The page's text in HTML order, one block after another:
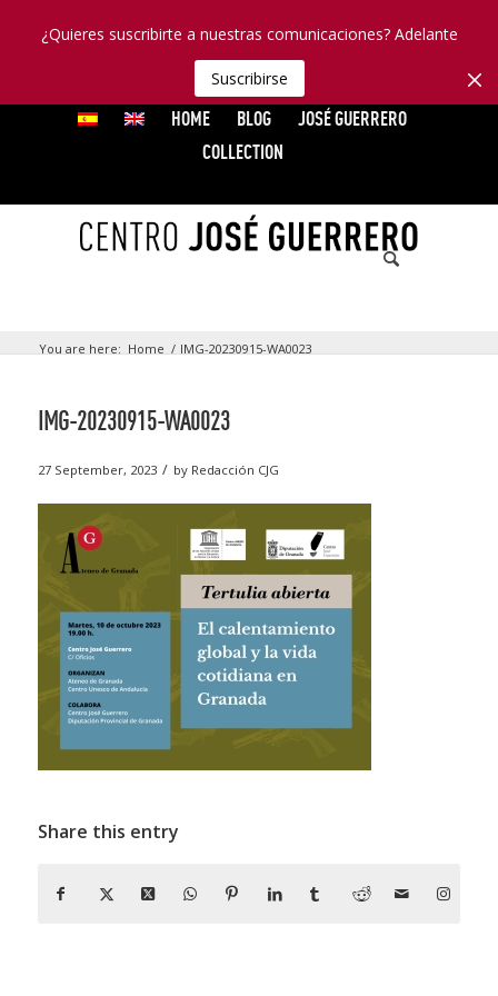
¿Quieres suscribirte a nuestras comunicaciones? Adelante
Suscribirse
HOME BLOG
JOSÉ GUERRERO
COLLECTION
You are here: Home / IMG-20230915-WA0023
IMG-20230915-WA0023
27 September, 2023 / by Redacción CJG
Share this entry